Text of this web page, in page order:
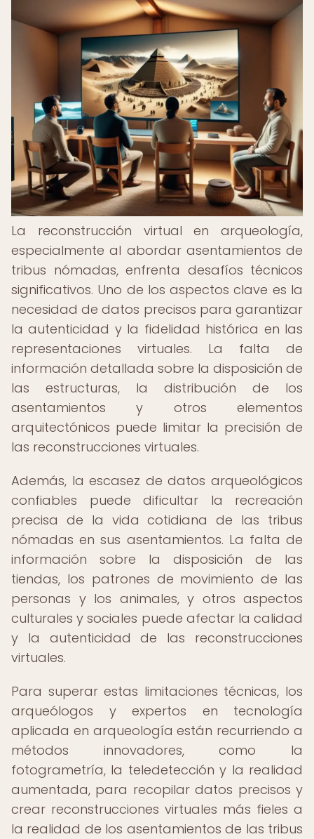
La reconstrucción virtual en arqueología,
especialmente al abordar asentamientos de
tribus nómadas, enfrenta desafíos técnicos
significativos. Uno de los aspectos clave es la
necesidad de datos precisos para garantizar
la autenticidad y la fidelidad histórica en las
representaciones virtuales. La falta de
información detallada sobre la disposición de
las estructuras, la distribución de los
asentamientos y otros elementos
arquitectónicos puede limitar la precisión de
las reconstrucciones virtuales.
Además, la escasez de datos arqueológicos
confiables puede dificultar la recreación
precisa de la vida cotidiana de las tribus
nómadas en sus asentamientos. La falta de
información sobre la disposición de las
tiendas, los patrones de movimiento de las
personas y los animales, y otros aspectos
culturales y sociales puede afectar la calidad
y la autenticidad de las reconstrucciones
virtuales.
Para superar estas limitaciones técnicas, los
arqueólogos y expertos en tecnología
aplicada en arqueología están recurriendo a
métodos innovadores, como la
fotogrametría, la teledetección y la realidad
aumentada, para recopilar datos precisos y
crear reconstrucciones virtuales más fieles a
la realidad de los asentamientos de las tribus